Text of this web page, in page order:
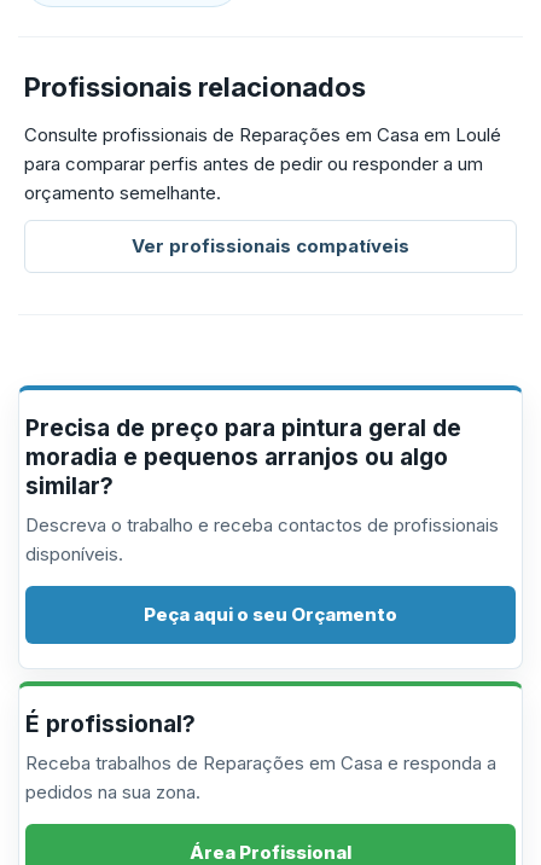
Profissionais relacionados
Consulte profissionais de Reparações em Casa em Loulé
para comparar perfis antes de pedir ou responder a um
orçamento semelhante.
Ver profissionais compatíveis
Precisa de preço para pintura geral de
moradia e pequenos arranjos ou algo
similar?
Descreva o trabalho e receba contactos de profissionais
disponíveis.
Peça aqui o seu Orçamento
É profissional?
Receba trabalhos de Reparações em Casa e responda a
pedidos na sua zona.
Área Profissional